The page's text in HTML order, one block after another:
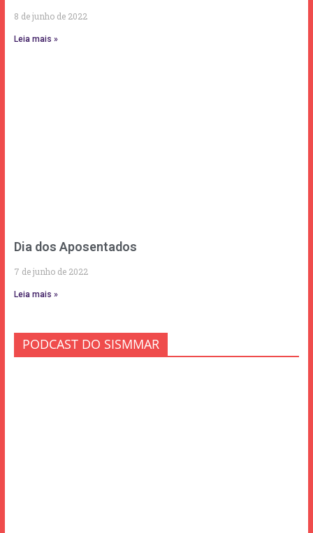
8 de junho de 2022
Leia mais »
Dia dos Aposentados
7 de junho de 2022
Leia mais »
PODCAST DO SISMMAR